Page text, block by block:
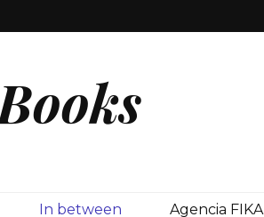
In between Agencia FIKA